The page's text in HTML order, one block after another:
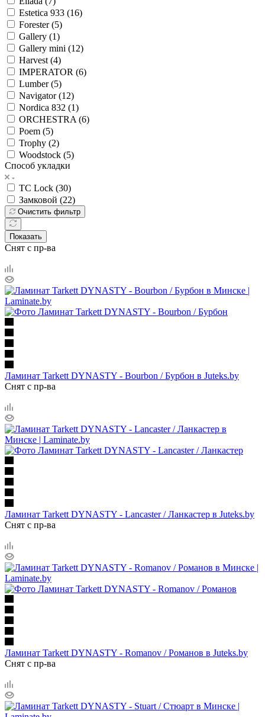
Estetica 933 (16)
Forester (5)
Gallery (1)
Gallery mini (12)
Harvest (4)
IMPERATOR (6)
Lumber (5)
Navigator (12)
Nordica 832 (1)
ORCHESTRA (6)
Poem (5)
Trophy (2)
Woodstock (5)
Способ укладки
TC Lock (30)
Замковой (22)
Очистить фильтр
Показать
Снят с пр-ва
Ламинат Tarkett DYNASTY - Bourbon / Бурбон в Juteks.by
Снят с пр-ва
Ламинат Tarkett DYNASTY - Lancaster / Ланкастер в Juteks.by
Снят с пр-ва
Ламинат Tarkett DYNASTY - Romanov / Романов в Juteks.by
Снят с пр-ва